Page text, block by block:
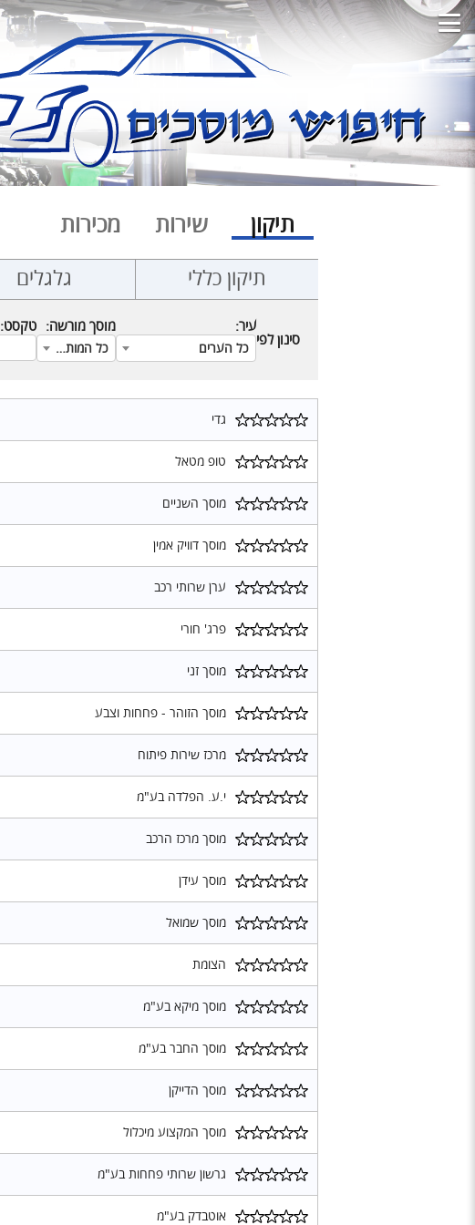
תיקון שירות מכירות
תיקון כללי גלגלים
סינון לפי
עיר:
כל הערים
מוסך מורשה:
כל המותגים
טקסט:
גדי
טופ מטאל
מוסך השניים
מוסך דוויק אמין
ערן שרותי רכב
פרג' חורי
מוסך זני
מוסך הזוהר - פחחות וצבע
מרכז שירות פיתוח
י.ע. הפלדה בע"מ
מוסך מרכז הרכב
מוסך עידן
מוסך שמואל
הצומת
מוסך מיקא בע"מ
מוסך החבר בע"מ
מוסך הדייקן
מוסך המקצוע מיכלול
גרשון שרותי פחחות בע"מ
אוטבדק בע"מ